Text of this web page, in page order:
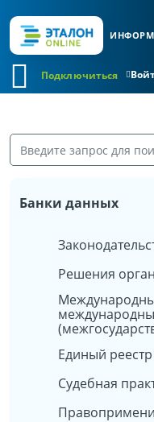
Подключиться
Банки данных
Решения
Единый
Судебная